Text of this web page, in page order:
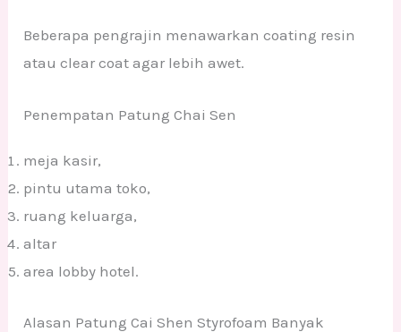
Beberapa pengrajin menawarkan coating resin
atau clear coat agar lebih awet.
Penempatan Patung Chai Sen
meja kasir,
pintu utama toko,
ruang keluarga,
altar
area lobby hotel.
Alasan Patung Cai Shen Styrofoam Banyak